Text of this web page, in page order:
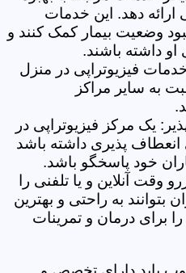
دهد. این خدمات
وضعیت بیمار کمک کنند و
او داشته باشند.
فیزیوتراپی در منزل
به سایر مراکز
یک مرکز فیزیوتراپی در
پذیری داشته باشد
خود پاسخگو باشد.
وقت آنلاین و یا تلفنی را
بتوانند به راحتی و بهترین
درمان و تمرینات